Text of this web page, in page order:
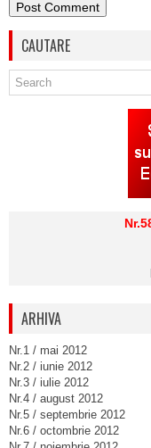
CAUTARE
ARHIVA
Nr.1 / mai 2012
Nr.2 / iunie 2012
Nr.3 / iulie 2012
Nr.4 / august 2012
Nr.5 / septembrie 2012
Nr.6 / octombrie 2012